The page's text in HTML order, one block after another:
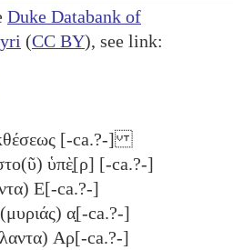
Duke Databank of
(CC BY), see link:
[-ca.?-]
ὑπὲ̣[ρ] [-ca.?-]
Ε[-ca.?-]
(μυριάς) α̣[-ca.?-]
Αρ[-ca.?-]